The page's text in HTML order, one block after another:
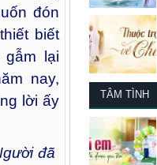
đón
biết
lại
nay,
lời ấy
đã
TÂM TÌNH